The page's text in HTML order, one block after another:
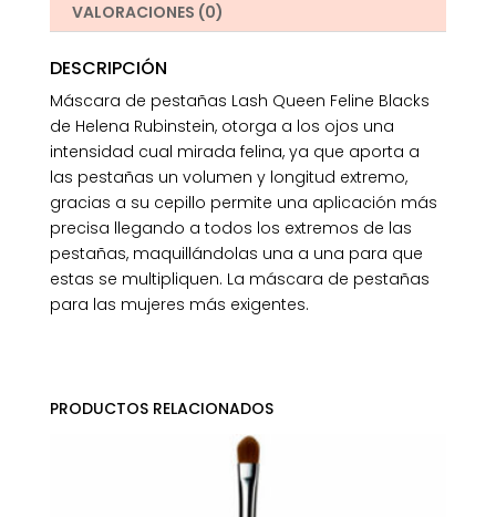
VALORACIONES (0)
DESCRIPCIÓN
Máscara de pestañas Lash Queen Feline Blacks
de Helena Rubinstein, otorga a los ojos una
intensidad cual mirada felina, ya que aporta a
las pestañas un volumen y longitud extremo,
gracias a su cepillo permite una aplicación más
precisa llegando a todos los extremos de las
pestañas, maquillándolas una a una para que
estas se multipliquen. La máscara de pestañas
para las mujeres más exigentes.
PRODUCTOS RELACIONADOS